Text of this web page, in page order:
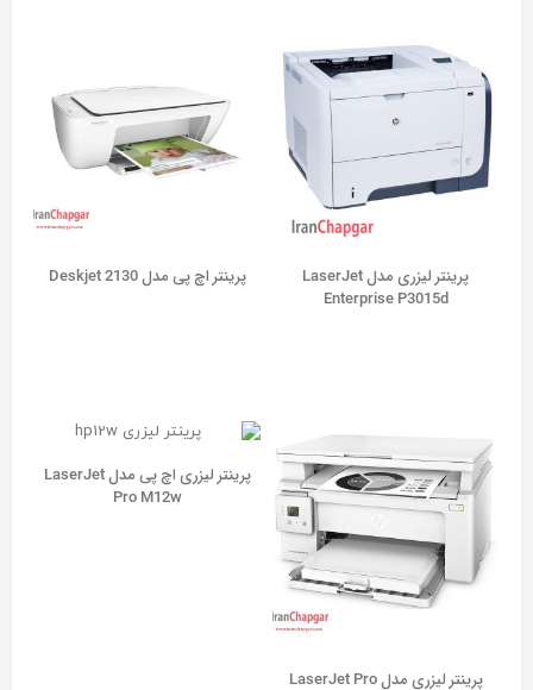
پرينتر ليزری مدل LaserJet
Enterprise P3015d
پرينتر اچ پی مدل Deskjet 2130
پرینتر لیزری مدل LaserJet Pro
پرینتر لیزری اچ پی مدل LaserJet
Pro M12w